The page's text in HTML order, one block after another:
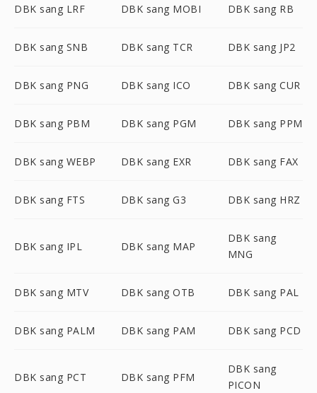
DBK sang LRF DBK sang MOBI DBK sang RB
DBK sang SNB DBK sang TCR DBK sang JP2
DBK sang PNG DBK sang ICO DBK sang CUR
DBK sang PBM DBK sang PGM DBK sang PPM
DBK sang WEBP DBK sang EXR DBK sang FAX
DBK sang FTS DBK sang G3 DBK sang HRZ
DBK sang IPL DBK sang MAP
DBK sang
MNG
DBK sang MTV DBK sang OTB DBK sang PAL
DBK sang PALM DBK sang PAM DBK sang PCD
DBK sang PCT DBK sang PFM
DBK sang
PICON